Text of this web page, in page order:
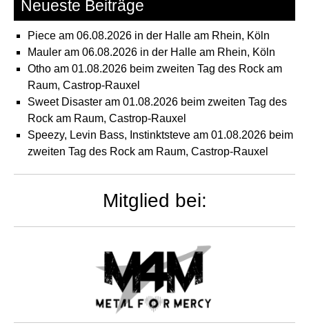
Neueste Beiträge
Piece am 06.08.2026 in der Halle am Rhein, Köln
Mauler am 06.08.2026 in der Halle am Rhein, Köln
Otho am 01.08.2026 beim zweiten Tag des Rock am
Raum, Castrop-Rauxel
Sweet Disaster am 01.08.2026 beim zweiten Tag des
Rock am Raum, Castrop-Rauxel
Speezy, Levin Bass, Instinktsteve am 01.08.2026 beim
zweiten Tag des Rock am Raum, Castrop-Rauxel
Mitglied bei: